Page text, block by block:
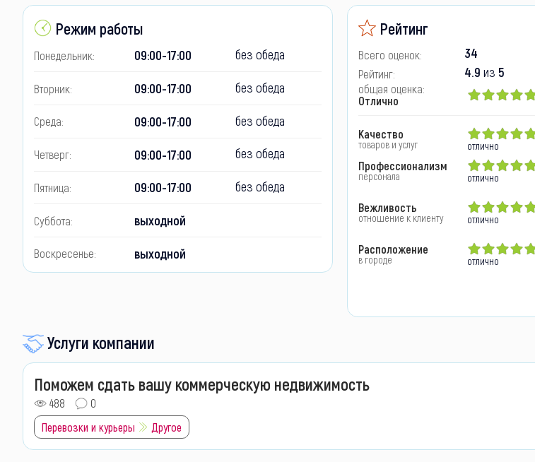
Режим работы
Понедельник: 09:00-17:00 без обеда
Вторник: 09:00-17:00 без обеда
Среда: 09:00-17:00 без обеда
Четверг: 09:00-17:00 без обеда
Пятница: 09:00-17:00 без обеда
Суббота: выходной
Воскресенье: выходной
Рейтинг
Всего оценок: 34
Рейтинг: 4.9 из 5
общая оценка:
Отлично
Качество
товаров и услуг отлично
Профессионализм
персонала отлично
Вежливость
отношение к клиенту отлично
Расположение
в городе отлично
Услуги компании
Поможем сдать вашу коммерческую недвижимость
488
0
Перевозки и курьеры
Другое